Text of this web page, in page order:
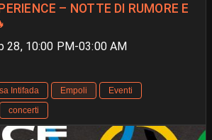
– NOTTE DI RUMORE E
28, 10:00 PM-03:00 AM
Intifada Empoli
Eventi
concerti